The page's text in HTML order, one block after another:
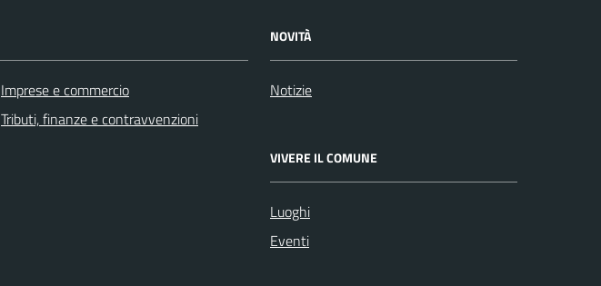
Imprese e commercio
Tributi, finanze e contravvenzioni
NOVITÀ
Notizie
VIVERE IL COMUNE
Luoghi
Eventi